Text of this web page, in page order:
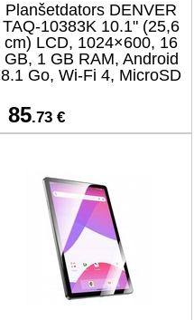
Planšetdators DENVER
TAQ-10383K 10.1" (25,6
cm) LCD, 1024×600, 16
GB, 1 GB RAM, Android
8.1 Go, Wi‑Fi 4, MicroSD
85.73 €